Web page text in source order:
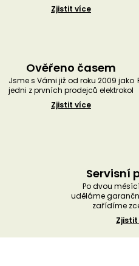
Zjistit více
Ověřeno časem
Jsme s Vámi již od roku 2009 jako
jedni z prvních prodejců elektrokol
Zjistit více
Servisní
Po dvou
uděláme
zařídíme